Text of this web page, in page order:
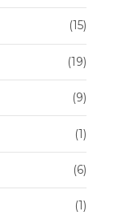
(15)
(19)
(9)
(1)
(6)
(1)